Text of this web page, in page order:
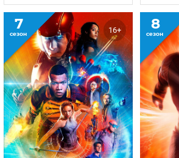
7
сезон 16+ 8
сезон